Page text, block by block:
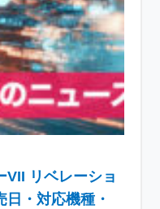
VII リベレーショ
・対応機種・